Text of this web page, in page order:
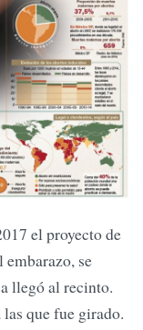
el proyecto de
se
llegó al recinto.
que fue girado.